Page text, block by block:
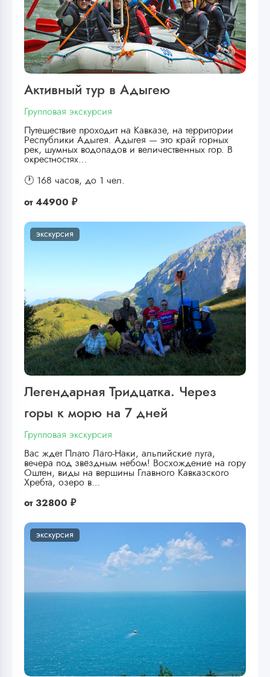
Активный тур в Адыгею
Групповая экскурсия
Путешествие проходит на Кавказе, на территории
Республики Адыгея. Адыгея — это край горных
рек, шумных водопадов и величественных гор. В
окрестностях…
🕐 168 часов, до 1 чел.
от 44900 ₽
экскурсия
Легендарная Тридцатка. Через
горы к морю на 7 дней
Групповая экскурсия
Вас ждет Плато Лаго-Наки, альпийские луга,
вечера под звёздным небом! Восхождение на гору
Оштен, виды на вершины Главного Кавказского
Хребта, озеро в…
от 32800 ₽
экскурсия